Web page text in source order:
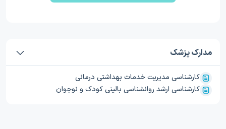
مدارک پزشک
کارشناسی مدیریت خدمات بهداشتی درمانی
کارشناسی ارشد روانشناسی بالینی کودک و نوجوان